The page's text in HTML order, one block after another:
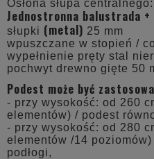
Osłona słupa centralnego:
Jednostronna balustrada +
słupki (metal) 25 mm
wpuszczane w stopień /
wypełnienie pręty stal
pochwyt drewno gięte 50
Podest może być
- przy wysokość: od 260
elementów) / podest
- przy wysokość: od 280
elementów /14
podłogi,